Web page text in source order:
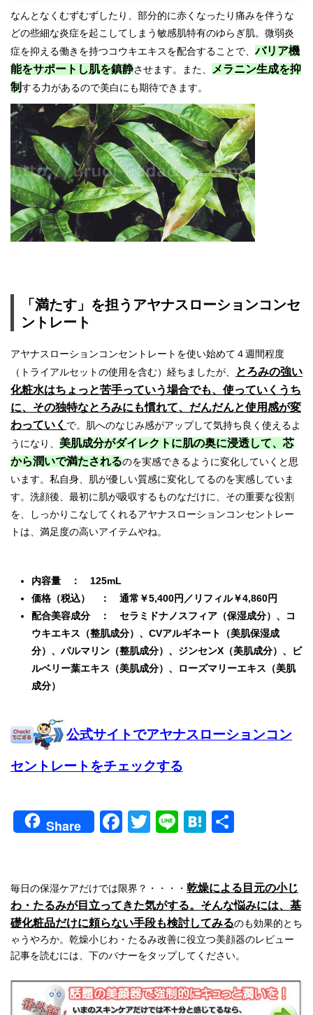
なんとなくむずむずしたり、部分的に赤くなったり痛みを伴うな
どの些細な炎症を起こしてしまう敏感肌特有のゆらぎ肌。微弱炎
症を抑える働きを持つコウキエキスを配合することで、バリア機
能をサポートし肌を鎮静させます。また、
メラニン生成を抑
制する力があるので美白にも期待できます。
「満たす」を担うアヤナスローションコンセ
ントレート
アヤナスローションコンセントレートを使い始めて４週間程度
（トライアルセットの使用を含む）経ちましたが、
とろみの強い
化粧水はちょっと苦手っていう場合でも、使っていくうち
に、その独特なとろみにも慣れて、だんだんと使用感が変
わっていく で。肌へのなじみ感がアップして気持ち良く使えるよ
うになり、 美肌成分がダイレクトに肌の奥に浸透して、芯
から潤いで満たされるのを実感できるように変化していくと思
います。私自身、肌が優しい質感に変化してるのを実感していま
す。洗顔後、最初に肌が吸収するものなだけに、その重要な役割
を、しっかりこなしてくれるアヤナスローションコンセントレー
トは、満足度の高いアイテムやね。
内容量 ： 125mL
価格（税込） ： 通常￥5,400円／リフィル￥4,860円
配合美容成分 ： セラミドナノスフィア（保湿成分）、コ
ウキエキス（整肌成分）、CVアルギネート（美肌保湿成
分）、パルマリン（整肌成分）、ジンセンX（美肌成分）、ビ
ルベリー葉エキス（美肌成分）、ローズマリーエキス（美肌
成分）
公式サイトでアヤナスローションコン
セントレートをチェックする
Share Facebook
Twitter
LineHatena
毎日の保湿ケアだけでは限界？・・・・ 乾燥による目元の小じ
わ・たるみが目立ってきた気がする。そんな悩みには、基
礎化粧品だけに頼らない手段も検討してみるのも効果的とち
ゃうやろか。乾燥小じわ・たるみ改善に役立つ美顔器のレビュー
記事を読むには、下のバナーをタップしてください。